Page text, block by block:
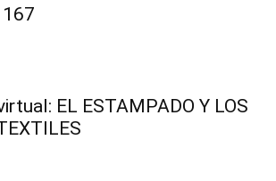
EL ESTAMPADO Y LOS